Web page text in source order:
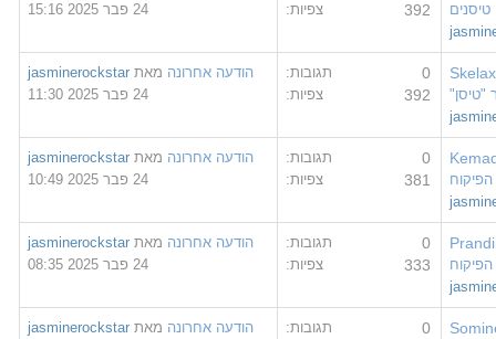
צפיות: 392
תגובות: 0
צפיות: 392
הודעה אחרונהמאתjasminerockstar
תגובות: 0
צפיות: 381
הודעה אחרונהמאתjasminerockstar
תגובות: 0
צפיות: 333
הודעה אחרונהמאתjasminerockstar
תגובות: 0 הודעה אחרונהמאתjasminerockstar